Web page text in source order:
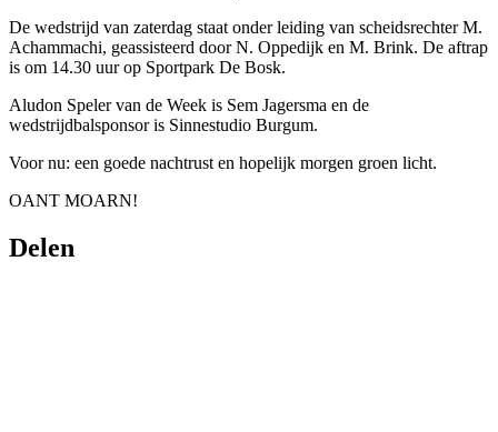
De wedstrijd van zaterdag staat onder leiding van scheidsrechter M.
Achammachi, geassisteerd door N. Oppedijk en M. Brink. De aftrap
is om 14.30 uur op Sportpark De Bosk.
Aludon Speler van de Week is Sem Jagersma en de
wedstrijdbalsponsor is Sinnestudio Burgum.
Voor nu: een goede nachtrust en hopelijk morgen groen licht.
OANT MOARN!
Delen